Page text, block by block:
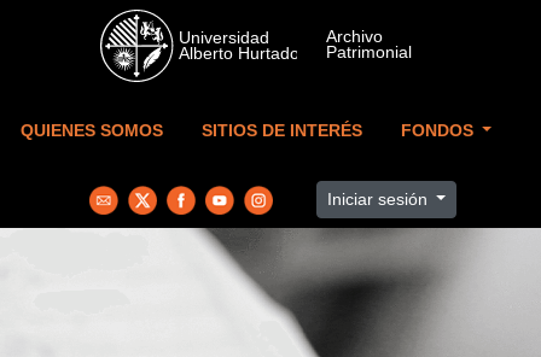
Skip to main content
QUIENES SOMOS SITIOS DE INTERÉS FONDOS
Iniciar sesión